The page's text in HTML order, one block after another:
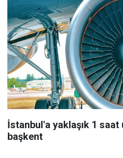
İstanbul'a yaklaşık 1
başkent